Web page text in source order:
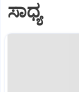
ಸಾಧ್ಯ